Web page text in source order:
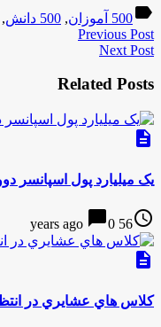
label500 آموزان , 500 دانش ,
Previous Post
Next Post
Related Posts
description
یک میلیارد پول اسپانسر
access_time
56 years ago
chat_bubble0
description
كلاس هاي عشايري در